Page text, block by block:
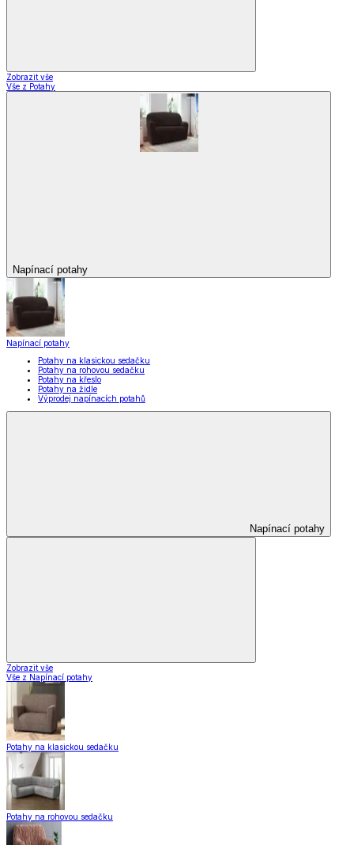
Zobrazit vše
Vše z Potahy
Napínací potahy
Napínací potahy
Potahy na klasickou sedačku
Potahy na rohovou sedačku
Potahy na křeslo
Potahy na židle
Výprodej napínacích potahů
Napínací potahy
Zobrazit vše
Vše z Napínací potahy
Potahy na klasickou sedačku
Potahy na rohovou sedačku